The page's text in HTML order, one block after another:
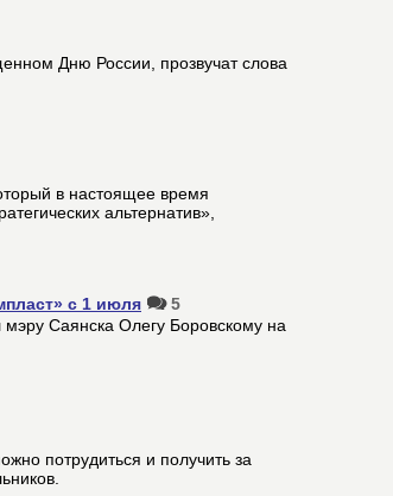
Дню России, прозвучат слова
в настоящее время
альтернатив»,
с 1 июля
5
Саянска Олегу Боровскому на
потрудиться и получить за